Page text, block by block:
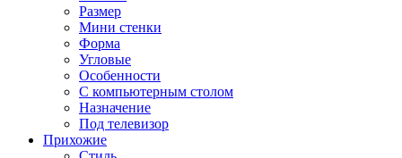
Размер
Мини стенки
Форма
Угловые
Особенности
С компьютерным столом
Назначение
Под телевизор
Прихожие